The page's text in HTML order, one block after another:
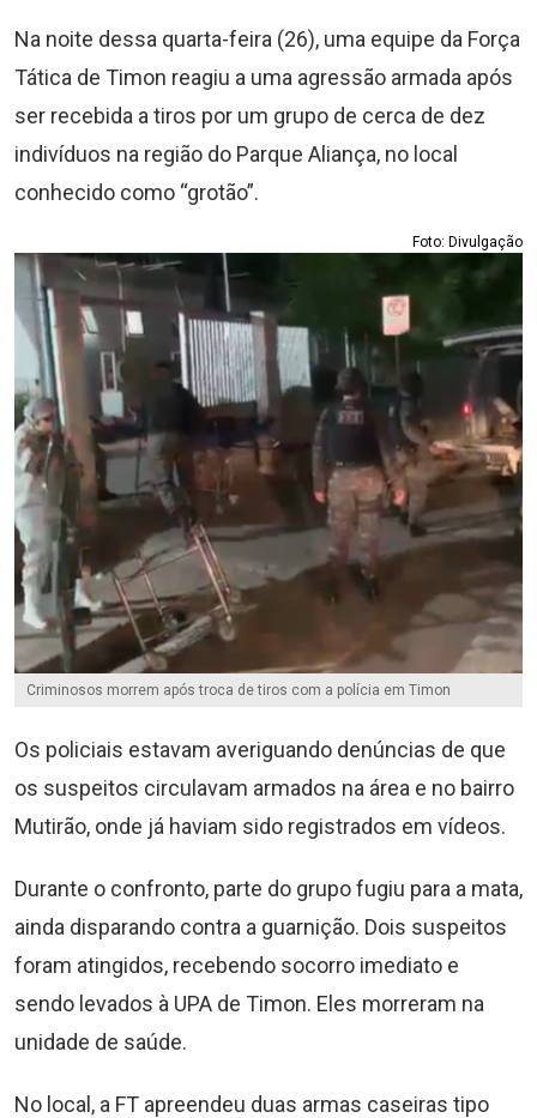
Na noite dessa quarta-feira (26), uma equipe da Força
Tática de Timon reagiu a uma agressão armada após
ser recebida a tiros por um grupo de cerca de dez
indivíduos na região do Parque Aliança, no local
conhecido como “grotão”.
Foto: Divulgação
Criminosos morrem após troca de tiros com a polícia em Timon
Os policiais estavam averiguando denúncias de que
os suspeitos circulavam armados na área e no bairro
Mutirão, onde já haviam sido registrados em vídeos.
Durante o confronto, parte do grupo fugiu para a mata,
ainda disparando contra a guarnição. Dois suspeitos
foram atingidos, recebendo socorro imediato e
sendo levados à UPA de Timon. Eles morreram na
unidade de saúde.
No local, a FT apreendeu duas armas caseiras tipo